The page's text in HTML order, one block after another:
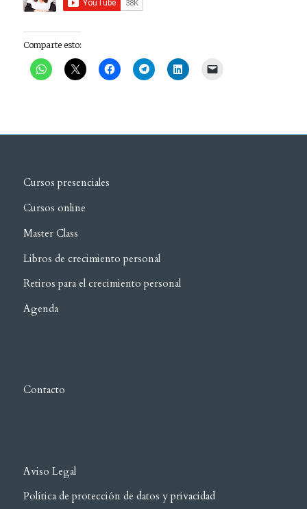
Comparte esto:
Cursos presenciales
Cursos online
Master Class
Libros de crecimiento personal
Retiros para el crecimiento personal
Agenda
Contacto
Aviso Legal
Política de protección de datos y privacidad